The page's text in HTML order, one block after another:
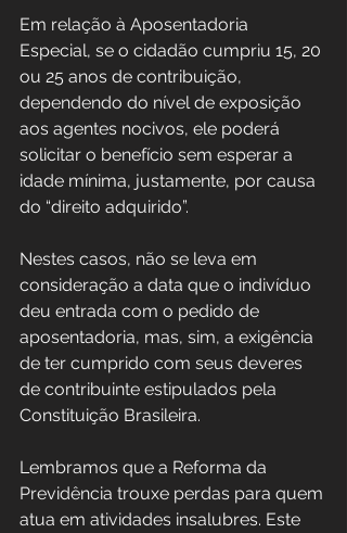
Em relação à Aposentadoria
Especial, se o cidadão cumpriu 15, 20
ou 25 anos de contribuição,
dependendo do nível de exposição
aos agentes nocivos, ele poderá
solicitar o benefício sem esperar a
idade mínima, justamente, por causa
do “direito adquirido”.
Nestes casos, não se leva em
consideração a data que o indivíduo
deu entrada com o pedido de
aposentadoria, mas, sim, a exigência
de ter cumprido com seus deveres
de contribuinte estipulados pela
Constituição Brasileira.
Lembramos que a Reforma da
Previdência trouxe perdas para quem
atua em atividades insalubres. Este